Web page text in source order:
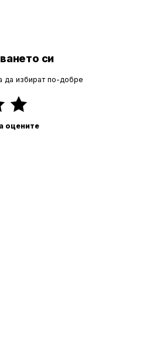
си
да избират по-добре
оцените